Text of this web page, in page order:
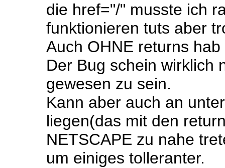
die href="/" musste ich
funktionieren tuts aber
Auch OHNE returns
Der Bug schein wirklich
gewesen zu sein.
Kann aber auch an
liegen(das mit den
NETSCAPE zu nahe
um einiges tolleranter.